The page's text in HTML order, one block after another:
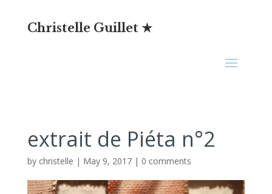
Christelle Guillet ★
extrait de Piéta n°2
by christelle | May 9, 2017| 0 comments